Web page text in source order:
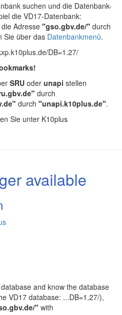
suchen und die Datenbank-
die VD17-Datenbank:
Adresse "gso.gbv.de/" durch
Sie über das Datenbankmenü.
DB=1.27/
SRU oder unapi stellen
durch
durch "unapi.k10plus.de".
Sie unter K10plus
available
and know the database
VD17 database: ...DB=1.27/),
" with